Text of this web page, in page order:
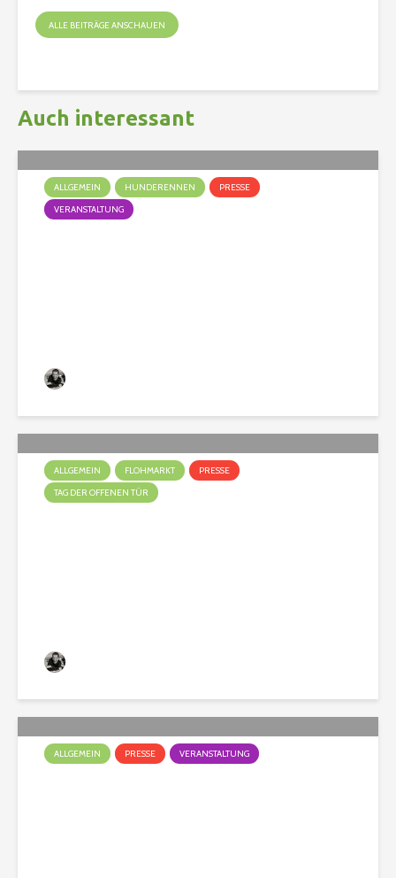
ALLE BEITRÄGE ANSCHAUEN
Auch interessant
ALLGEMEIN HUNDERENNEN
PRESSE
VERANSTALTUNG
ALLGEMEIN FLOHMARKT
PRESSE
TAG DER OFFENEN TÜR
ALLGEMEIN PRESSE VERANSTALTUNG